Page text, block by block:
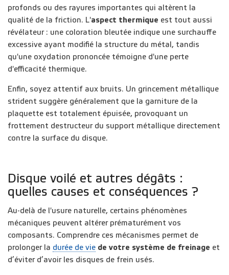
profonds ou des rayures importantes qui altèrent la
qualité de la friction. L'aspect thermique est tout aussi
révélateur : une coloration bleutée indique une surchauffe
excessive ayant modifié la structure du métal, tandis
qu'une oxydation prononcée témoigne d'une perte
d'efficacité thermique.
Enfin, soyez attentif aux bruits. Un grincement métallique
strident suggère généralement que la garniture de la
plaquette est totalement épuisée, provoquant un
frottement destructeur du support métallique directement
contre la surface du disque.
Disque voilé et autres dégâts :
quelles causes et conséquences ?
Au-delà de l'usure naturelle, certains phénomènes
mécaniques peuvent altérer prématurément vos
composants. Comprendre ces mécanismes permet de
prolonger la durée de vie de votre système de freinage et
d’éviter d’avoir les disques de frein usés.